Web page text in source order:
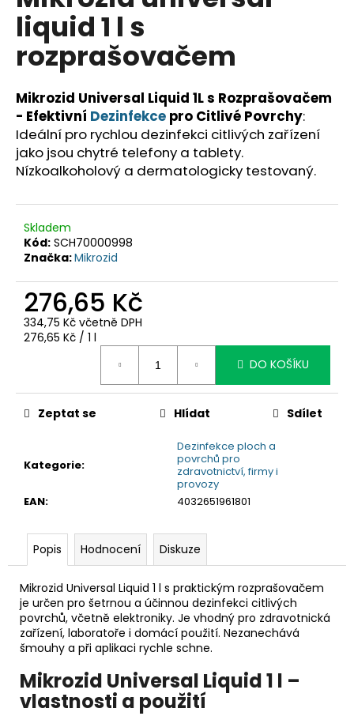
0,0
5
hvězdiček.
liquid 1 l s
rozprašovačem
Mikrozid Universal Liquid 1L s Rozprašovačem
- Efektivní Dezinfekce pro Citlivé Povrchy:
Ideální pro rychlou dezinfekci citlivých zařízení
jako jsou chytré telefony a tablety.
Nízkoalkoholový a dermatologicky testovaný.
Skladem
Kód: SCH70000998
Značka:Mikrozid
276,65 Kč
334,75 Kč včetně DPH
Měrná
276,65 Kč / 1 l
DO KOŠÍKU
Kategorie:
Dezinfekce ploch a
povrchů pro
zdravotnictví, firmy i
provozy
EAN: 4032651961801
Zeptat se Hlídat Sdílet
Popis Hodnocení Diskuze
Mikrozid Universal Liquid 1 l s praktickým rozprašovačem
je určen pro šetrnou a účinnou dezinfekci citlivých
povrchů, včetně elektroniky. Je vhodný pro zdravotnická
zařízení, laboratoře i domácí použití. Nezanechává
šmouhy a při aplikaci rychle schne.
Mikrozid Universal Liquid 1 l –
vlastnosti a použití
a
j
í
?
D
p
o
u
j
e